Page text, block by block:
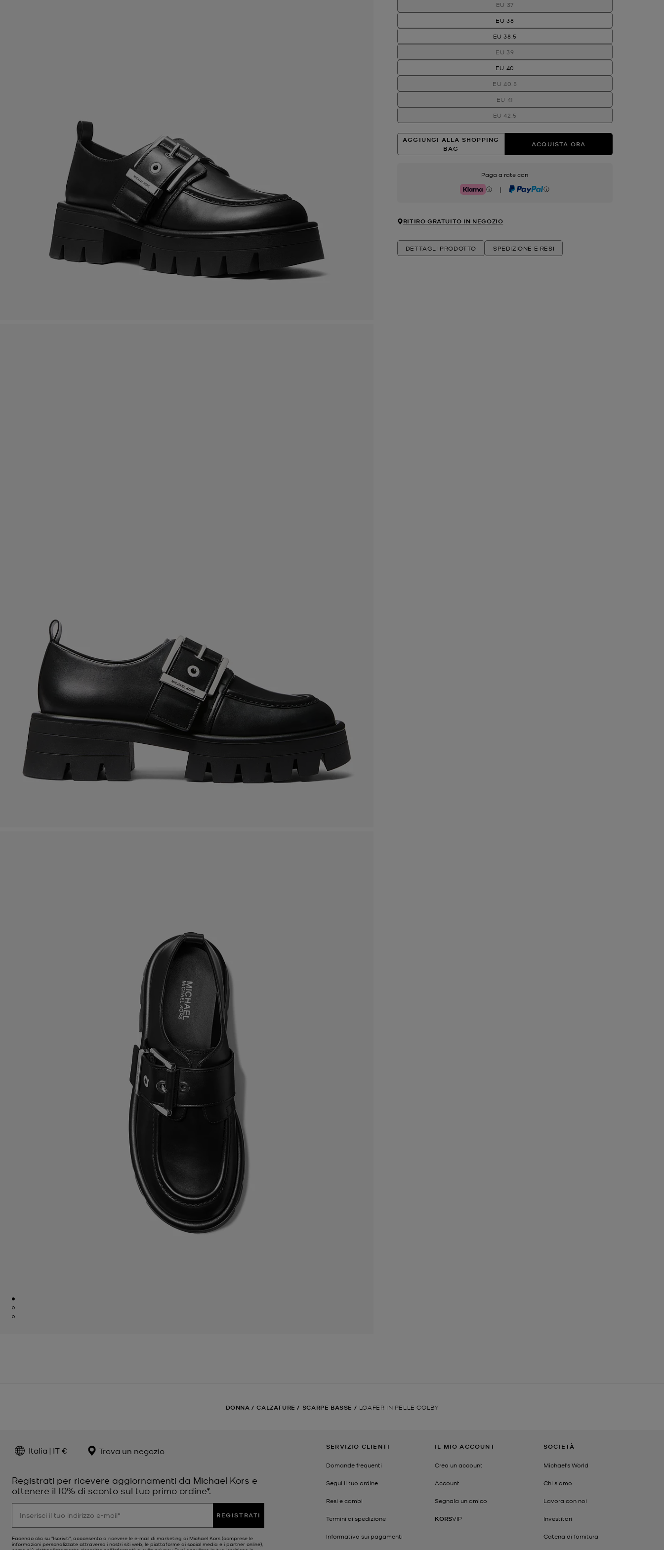
EU 37
EU 38
EU 38.5
EU 39
EU 40
EU 40.5
EU 41
EU 42.5
AGGIUNGI ALLA SHOPPING
BAG
ACQUISTA ORA
Paga a rate con
Klarna | PayPal
RITIRO GRATUITO IN NEGOZIO
DETTAGLI PRODOTTO SPEDIZIONE E RESI
DONNA / CALZATURE / SCARPE BASSE / LOAFER IN PELLE COLBY
Italia | IT € Trova un negozio
Registrati per ricevere aggiornamenti da Michael Kors e
ottenere il 10% di sconto sul tuo primo ordine*.
REGISTRATI
Facendo clic su "Iscriviti", acconsento a ricevere le e-mail di marketing di Michael Kors (comprese le
informazioni personalizzate attraverso i nostri siti web, le piattaforme di social media e i partner online),
SERVIZIO CLIENTI
Domande frequenti
Segui il tuo ordine
Resi e cambi
Termini di spedizione
Informativa sui pagamenti
IL MIO ACCOUNT
Crea un account
Account
Segnala un amico
KORSVIP
SOCIETÀ
Michael's World
Chi siamo
Lavora con noi
Investitori
Catena di fornitura